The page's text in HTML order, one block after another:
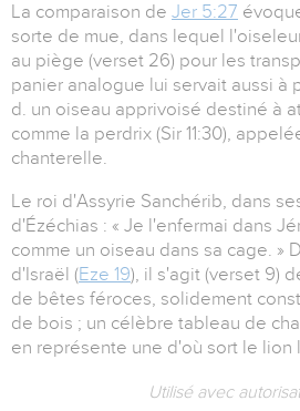
La comparaison de Jer 5:27
sorte de mue, dans lequel
au piège (verset 26) pour les
panier analogue lui servait aussi à
d. un oiseau apprivoisé destiné à
comme la perdrix (Sir 11:30),
chanterelle.
Le roi d'Assyrie Sanchérib, dans
d'Ézéchias : « Je l'enfermai dans
comme un oiseau dans sa cage. »
d'Israël (Eze 19), il s'agit (verset 9)
de bêtes féroces, solidement
de bois ; un célèbre tableau de
en représente une d'où sort le lion
Utilisé avec